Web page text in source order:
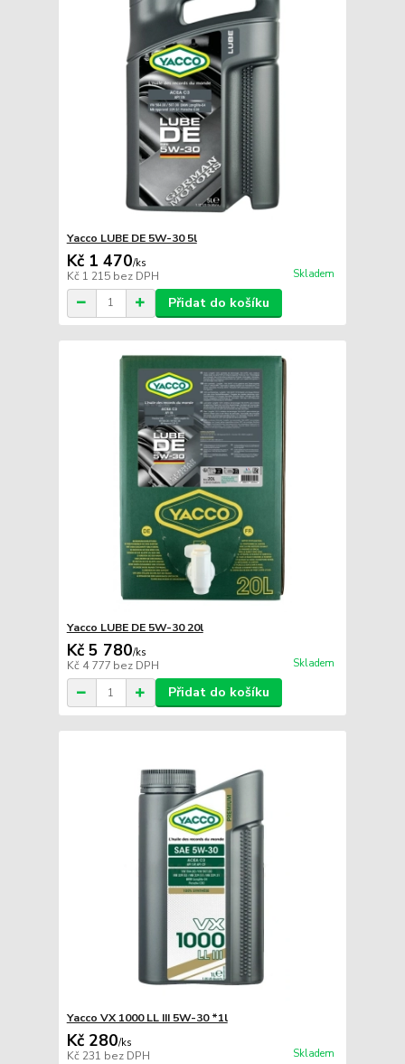
Yacco LUBE DE 5W-30 5l
Kč 1 470/ks
Kč 1 215 bez DPH Skladem
Přidat do košíku
Yacco LUBE DE 5W-30 20l
Kč 5 780/ks
Kč 4 777 bez DPH Skladem
Přidat do košíku
Yacco VX 1000 LL III 5W-30 *1l
Kč 280/ks
Kč 231 bez DPH Skladem